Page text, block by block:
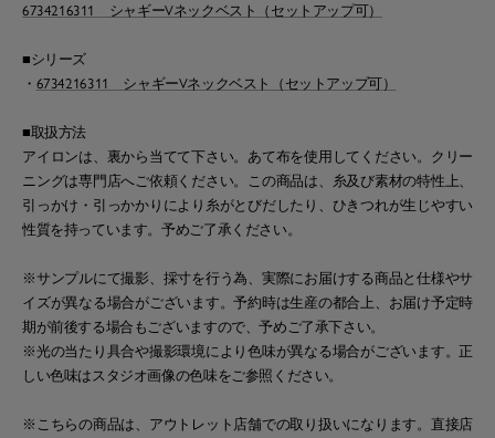
6734216311 シャギーVネックベスト（セットアップ可）
■シリーズ
・ 6734216311 シャギーVネックベスト（セットアップ可）
■取扱方法
アイロンは、裏から当てて下さい。あて布を使用してください。クリー
ニングは専門店へご依頼ください。この商品は、糸及び素材の特性上、
引っかけ・引っかかりにより糸がとびだしたり、ひきつれが生じやすい
性質を持っています。予めご了承ください。
※サンプルにて撮影、採寸を行う為、実際にお届けする商品と仕様やサ
イズが異なる場合がございます。予約時は生産の都合上、お届け予定時
期が前後する場合もございますので、予めご了承下さい。
※光の当たり具合や撮影環境により色味が異なる場合がございます。正
しい色味はスタジオ画像の色味をご参照ください。
※こちらの商品は、アウトレット店舗での取り扱いになります。直接店